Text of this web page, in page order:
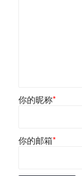
你的昵称*
你的邮箱*